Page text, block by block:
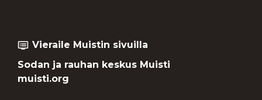
dvr Vieraile Muistin sivuilla
Sodan ja rauhan keskus Muisti
muisti.org